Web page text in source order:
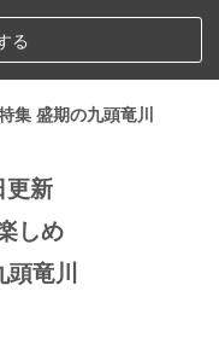
る
集 盛期の九頭竜川
新
しめ
頭竜川